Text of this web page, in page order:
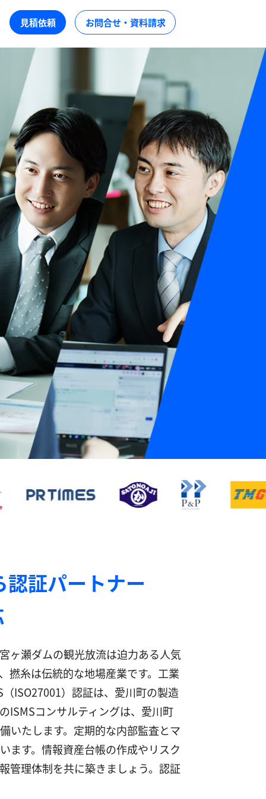
見積依頼 お問合せ・資料請求
証パートナー
ヶ瀬ダムの観光放流は迫力ある人気
撚糸は伝統的な地場産業です。工業
ISO27001）認証は、愛川町の製造
ISMSコンサルティングは、愛川町
いたします。定期的な内部監査とマ
ます。情報資産台帳の作成やリスク
管理体制を共に築きましょう。認証